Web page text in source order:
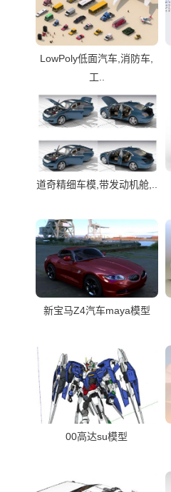
LowPoly低面汽车,消防车,
工..
道奇精细车模,带发动机舱,..
新宝马Z4汽车maya模型
00高达su模型